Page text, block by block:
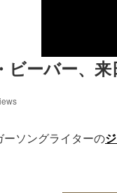
ビーバー、来
ソングライターの